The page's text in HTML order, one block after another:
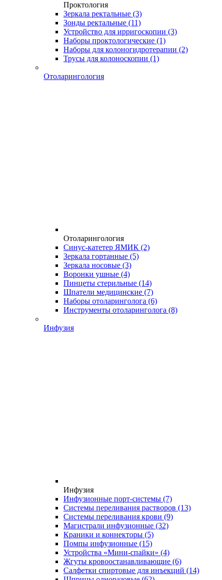
Проктология
Зеркала ректальные (3)
Зонды ректальные (11)
Устройство для ирригоскопии (3)
Наборы проктологические (1)
Наборы для колоногидротерапии (2)
Трусы для колоноскопии (1)
Отоларингология
Отоларингология
Синус-катетер ЯМИК (2)
Зеркала гортанные (5)
Зеркала носовые (3)
Воронки ушные (4)
Пинцеты стерильные (14)
Шпатели медицинские (7)
Наборы отоларинголога (6)
Инструменты отоларинголога (8)
Инфузия
Инфузия
Инфузионные порт-системы (7)
Системы переливания растворов (13)
Системы переливания крови (9)
Магистрали инфузионные (32)
Краники и коннекторы (5)
Помпы инфузионные (15)
Устройства «Мини-спайки» (4)
Жгуты кровоостанавливающие (6)
Салфетки спиртовые для инъекций (14)